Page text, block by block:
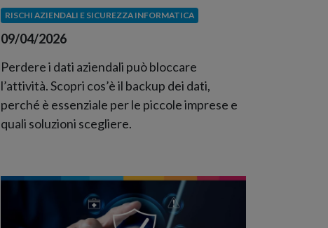
RISCHI AZIENDALI E SICUREZZA INFORMATICA
09/04/2026
Perdere i dati aziendali può bloccare
l’attività. Scopri cos’è il backup dei dati,
perché è essenziale per le piccole imprese e
quali soluzioni scegliere.